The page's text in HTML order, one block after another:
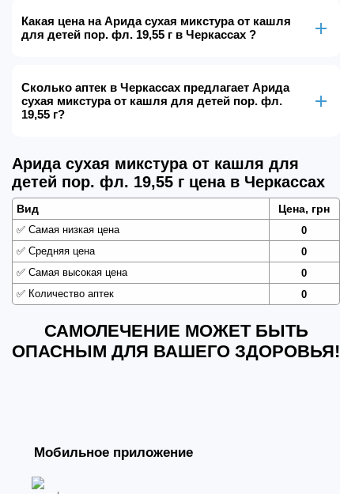
Какая цена на Арида сухая микстура от кашля
для детей пор. фл. 19,55 г в Черкассах ?
Сколько аптек в Черкассах предлагает Арида
сухая микстура от кашля для детей пор. фл.
19,55 г?
Арида сухая микстура от кашля для
детей пор. фл. 19,55 г цена в Черкассах
Вид Цена, грн
✅ Самая низкая цена
0
✅ Средняя цена
0
✅ Самая высокая цена
0
✅ Количество аптек 0
САМОЛЕЧЕНИЕ МОЖЕТ БЫТЬ
ОПАСНЫМ ДЛЯ ВАШЕГО ЗДОРОВЬЯ!
Мобильное приложение